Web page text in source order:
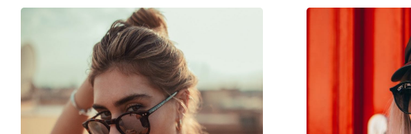
Салфетка для чистки:
Да
Категория:
Солнцезащитные очки
Бренд:
Prada
Использование:
Модные